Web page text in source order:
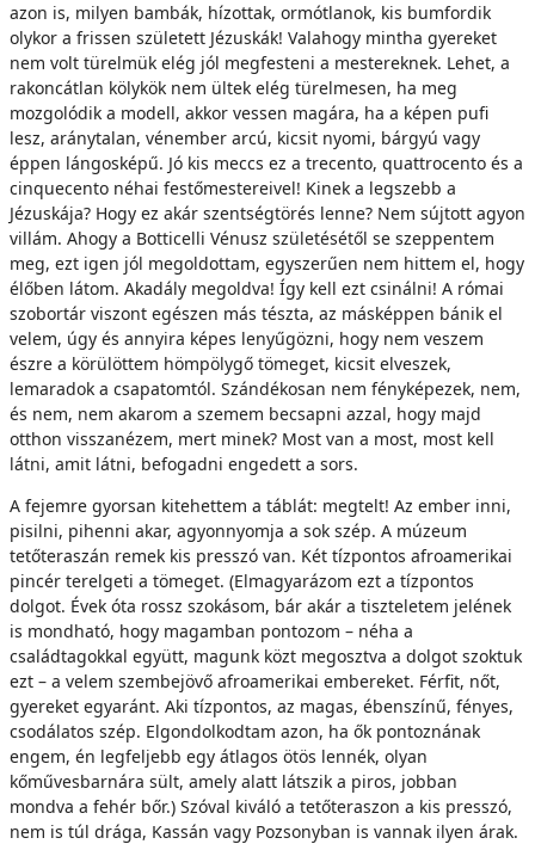
azon is, milyen bambák, hízottak, ormótlanok, kis bumfordik
olykor a frissen született Jézuskák! Valahogy mintha gyereket
nem volt türelmük elég jól megfesteni a mestereknek. Lehet, a
rakoncátlan kölykök nem ültek elég türelmesen, ha meg
mozgolódik a modell, akkor vessen magára, ha a képen pufi
lesz, aránytalan, vénember arcú, kicsit nyomi, bárgyú vagy
éppen lángosképű. Jó kis meccs ez a trecento, quattrocento és a
cinquecento néhai festőmestereivel! Kinek a legszebb a
Jézuskája? Hogy ez akár szentségtörés lenne? Nem sújtott agyon
villám. Ahogy a Botticelli Vénusz születésétől se szeppentem
meg, ezt igen jól megoldottam, egyszerűen nem hittem el, hogy
élőben látom. Akadály megoldva! Így kell ezt csinálni! A római
szobortár viszont egészen más tészta, az másképpen bánik el
velem, úgy és annyira képes lenyűgözni, hogy nem veszem
észre a körülöttem hömpölygő tömeget, kicsit elveszek,
lemaradok a csapatomtól. Szándékosan nem fényképezek, nem,
és nem, nem akarom a szemem becsapni azzal, hogy majd
otthon visszanézem, mert minek? Most van a most, most kell
látni, amit látni, befogadni engedett a sors.
A fejemre gyorsan kitehettem a táblát: megtelt! Az ember inni,
pisilni, pihenni akar, agyonnyomja a sok szép. A múzeum
tetőteraszán remek kis presszó van. Két tízpontos afroamerikai
pincér terelgeti a tömeget. (Elmagyarázom ezt a tízpontos
dolgot. Évek óta rossz szokásom, bár akár a tiszteletem jelének
is mondható, hogy magamban pontozom – néha a
családtagokkal együtt, magunk közt megosztva a dolgot szoktuk
ezt – a velem szembejövő afroamerikai embereket. Férfit, nőt,
gyereket egyaránt. Aki tízpontos, az magas, ébenszínű, fényes,
csodálatos szép. Elgondolkodtam azon, ha ők pontoznának
engem, én legfeljebb egy átlagos ötös lennék, olyan
kőművesbarnára sült, amely alatt látszik a piros, jobban
mondva a fehér bőr.) Szóval kiváló a tetőteraszon a kis presszó,
nem is túl drága, Kassán vagy Pozsonyban is vannak ilyen árak.